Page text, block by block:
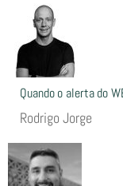
Quando o alerta do
Rodrigo Jorge